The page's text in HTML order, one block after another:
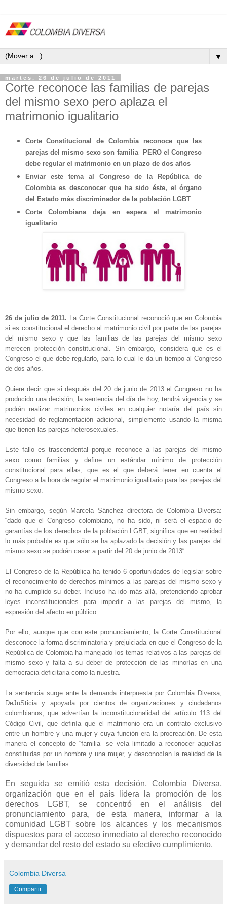
▼
martes, 26 de julio de 2011
Corte reconoce las familias de parejas
del mismo sexo pero aplaza el
matrimonio igualitario
Corte Constitucional de Colombia reconoce que las
parejas del mismo sexo son familia PERO el Congreso
debe regular el matrimonio en un plazo de dos años
Enviar este tema al Congreso de la República de
Colombia es desconocer que ha sido éste, el órgano
del Estado más discriminador de la población LGBT
Corte Colombiana deja en espera el matrimonio
igualitario
26 de julio de 2011. La Corte Constitucional reconoció que en Colombia
si es constitucional el derecho al matrimonio civil por parte de las parejas
del mismo sexo y que las familias de las parejas del mismo sexo
merecen protección constitucional. Sin embargo, considera que es el
Congreso el que debe regularlo, para lo cual le da un tiempo al Congreso
de dos años.
Quiere decir que si después del 20 de junio de 2013 el Congreso no ha
producido una decisión, la sentencia del día de hoy, tendrá vigencia y se
podrán realizar matrimonios civiles en cualquier notaría del país sin
necesidad de reglamentación adicional, simplemente usando la misma
que tienen las parejas heterosexuales.
Este fallo es trascendental porque reconoce a las parejas del mismo
sexo como familias y define un estándar mínimo de protección
constitucional para ellas, que es el que deberá tener en cuenta el
Congreso a la hora de regular el matrimonio igualitario para las parejas del
mismo sexo.
Sin embargo, según Marcela Sánchez directora de Colombia Diversa:
“dado que el Congreso colombiano, no ha sido, ni será el espacio de
garantías de los derechos de la población LGBT, significa que en realidad
lo más probable es que sólo se ha aplazado la decisión y las parejas del
mismo sexo se podrán casar a partir del 20 de junio de 2013“.
El Congreso de la República ha tenido 6 oportunidades de legislar sobre
el reconocimiento de derechos mínimos a las parejas del mismo sexo y
no ha cumplido su deber. Incluso ha ido más allá, pretendiendo aprobar
leyes inconstitucionales para impedir a las parejas del mismo, la
expresión del afecto en público.
Por ello, aunque que con este pronunciamiento, la Corte Constitucional
desconoce la forma discriminatoria y prejuiciada en que el Congreso de la
República de Colombia ha manejado los temas relativos a las parejas del
mismo sexo y falta a su deber de protección de las minorías en una
democracia deficitaria como la nuestra.
La sentencia surge ante la demanda interpuesta por Colombia Diversa,
DeJuSticia y apoyada por cientos de organizaciones y ciudadanos
colombianos, que advertían la inconstitucionalidad del artículo 113 del
Código Civil, que definía que el matrimonio era un contrato exclusivo
entre un hombre y una mujer y cuya función era la procreación. De esta
manera el concepto de “familia” se veía limitado a reconocer aquellas
constituidas por un hombre y una mujer, y desconocían la realidad de la
diversidad de familias.
En seguida se emitió esta decisión, Colombia Diversa,
organización que en el país lidera la promoción de los
derechos LGBT, se concentró en el análisis del
pronunciamiento para, de esta manera, informar a la
comunidad LGBT sobre los alcances y los mecanismos
dispuestos para el acceso inmediato al derecho reconocido
y demandar del resto del estado su efectivo cumplimiento.
Colombia Diversa
Compartir